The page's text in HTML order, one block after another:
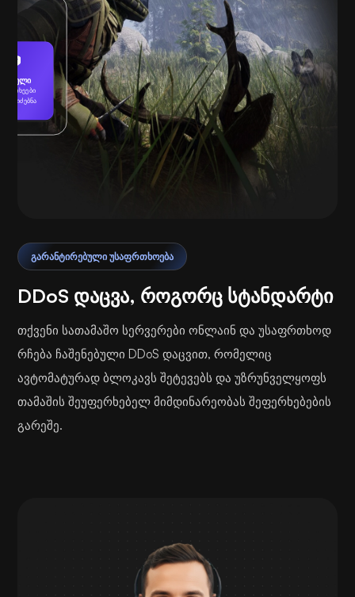
ᲒᲐᲠᲐᲜᲢᲘᲠᲔᲑᲣᲚᲘ ᲣᲡᲐᲤᲠᲗᲮᲝᲔᲑᲐ
DDoS დაცვა, როგორც სტანდარტი
თქვენი სათამაშო სერვერები ონლაინ და უსაფრთხოდ
რჩება ჩაშენებული DDoS დაცვით, რომელიც
ავტომატურად ბლოკავს შეტევებს და უზრუნველყოფს
თამაშის შეუფერხებელ მიმდინარეობას შეფერხებების
გარეშე.
დაცული
მოიძებნა